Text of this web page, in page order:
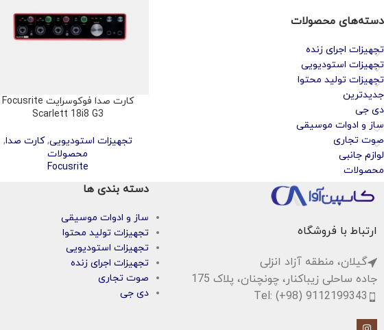
دسته‌های محصولات
تجهیزات اجرای زنده
تجهیزات استودیویی
تجهیزات تولید محتوا
جدیدترین
دی جی
ساز و ادوات موسیقی
صوت تجاری
لوازم جانبی
محصولات
کارت صدا فوکوسرایت Focusrite
Scarlett 18i8 G3
تجهیزات استودیویی,کارت صدا,
محصولات
Focusrite
ارتباط با فروشگاه
گیلان، منطقه آزاد انزلی
جاده ساحلی زیباکنار، چونچنان، پلاک 175
Tel: (+98) 9112199343
دسته بندی ها
ساز و ادوات موسیقی
تجهیزات تولید محتوا
تجهیزات استودیویی
تجهیزات اجرای زنده
صوت تجاری
دی جی